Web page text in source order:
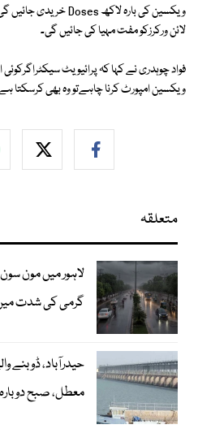
لائن ورکرزکو مفت مہیا کی جائیں گی۔
فواد چوہدری نے کہا کہ پرائیویٹ سیکٹراگرکوئی
ویکسین امپورٹ کرنا چاہےتو وہ بھی کرسکتا
متعلقہ
لاہور میں مون
گرمی کی شدت
حیدرآباد، ڈوبنے
معطل، صبح